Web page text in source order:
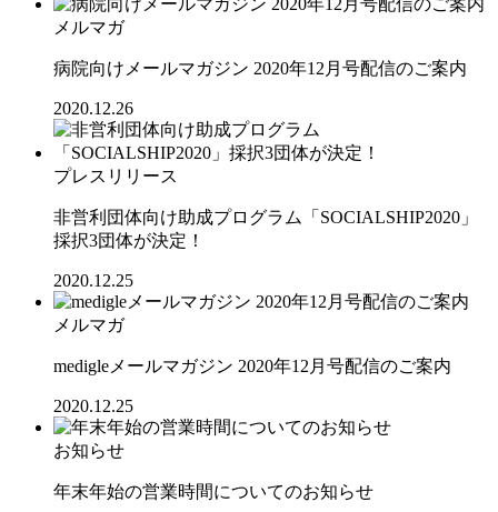
メルマガ
病院向けメールマガジン 2020年12月号配信のご案内
2020.12.26
プレスリリース
非営利団体向け助成プログラム「SOCIALSHIP2020」
採択3団体が決定！
2020.12.25
メルマガ
medigleメールマガジン 2020年12月号配信のご案内
2020.12.25
お知らせ
年末年始の営業時間についてのお知らせ